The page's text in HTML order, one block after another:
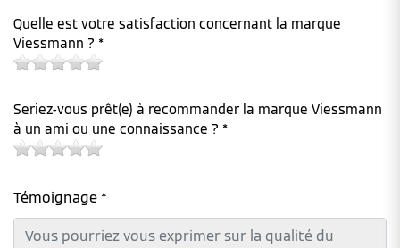
Quelle est votre satisfaction concernant la marque
Viessmann ? *
Seriez-vous prêt(e) à recommander la marque Viessmann
à un ami ou une connaissance ? *
Témoignage *